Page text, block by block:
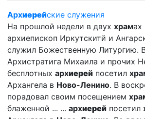
Архиерейские служения
На прошлой недели в двух храмах
архиепископ Иркутскитй и
служил Божественную Литургию.
Архистратига Михаила и прочих
бесплотных архиерей посетил
Архангела в Ново-Ленино. В
порадовал своим посещением
блаженной ... ... архиерей посетил